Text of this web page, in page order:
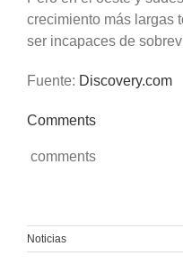
crecimiento más largas
ser incapaces de
Fuente: Discovery.com
Comments
comments
Noticias